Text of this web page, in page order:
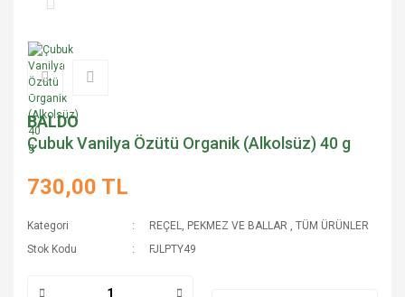
BALDO
Çubuk Vanilya Özütü Organik (Alkolsüz) 40 g
730,00 TL
Kategori REÇEL, PEKMEZ VE BALLAR ,TÜM ÜRÜNLER
Stok Kodu
FJLPTY49